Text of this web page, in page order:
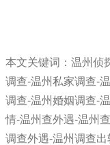
本文关键词：温州侦
调查-温州私家调查-
调查-温州婚姻调查-
情-温州查外遇-温州
调查外遇-温州调查